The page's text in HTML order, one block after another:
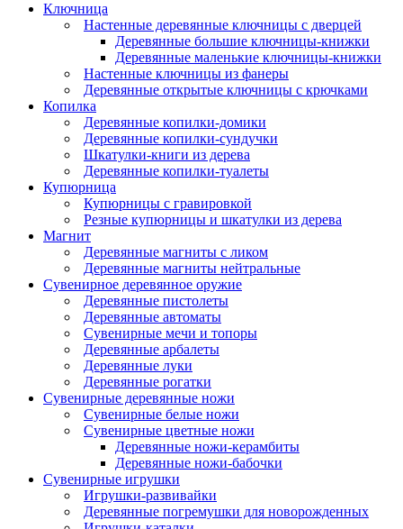
Ключница
Настенные деревянные ключницы с дверцей
Деревянные большие ключницы-книжки
Деревянные маленькие ключницы-книжки
Настенные ключницы из фанеры
Деревянные открытые ключницы с крючками
Копилка
Деревянные копилки-домики
Деревянные копилки-сундучки
Шкатулки-книги из дерева
Деревянные копилки-туалеты
Купюрница
Купюрницы с гравировкой
Резные купюрницы и шкатулки из дерева
Магнит
Деревянные магниты с ликом
Деревянные магниты нейтральные
Сувенирное деревянное оружие
Деревянные пистолеты
Деревянные автоматы
Сувенирные мечи и топоры
Деревянные арбалеты
Деревянные луки
Деревянные рогатки
Сувенирные деревянные ножи
Сувенирные белые ножи
Сувенирные цветные ножи
Деревянные ножи-керамбиты
Деревянные ножи-бабочки
Сувенирные игрушки
Игрушки-развивайки
Деревянные погремушки для новорожденных